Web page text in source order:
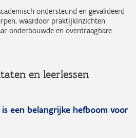
ondersteund en gevalideerd
waardoor praktijkinzichten
onderbouwde en overdraagbare
en leerlessen
een belangrijke hefboom voor